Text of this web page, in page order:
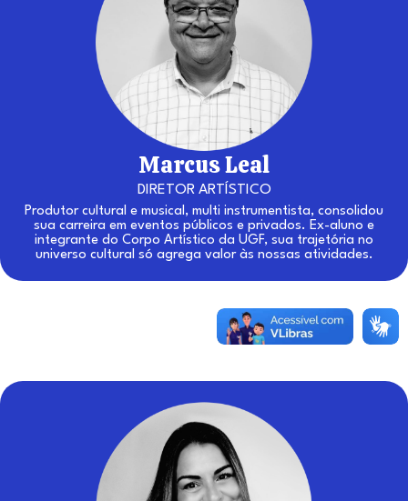
Marcus Leal
DIRETOR ARTÍSTICO
Produtor cultural e musical, multi instrumentista, consolidou
sua carreira em eventos públicos e privados. Ex-aluno e
integrante do Corpo Artístico da UGF, sua trajetória no
universo cultural só agrega valor às nossas atividades.